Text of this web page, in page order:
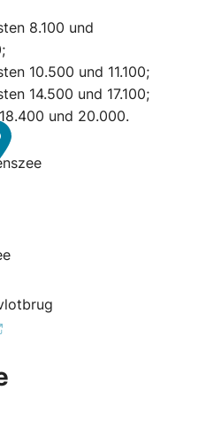
8.100 und
10.500 und 11.100;
14.500 und 17.100;
und 20.000.